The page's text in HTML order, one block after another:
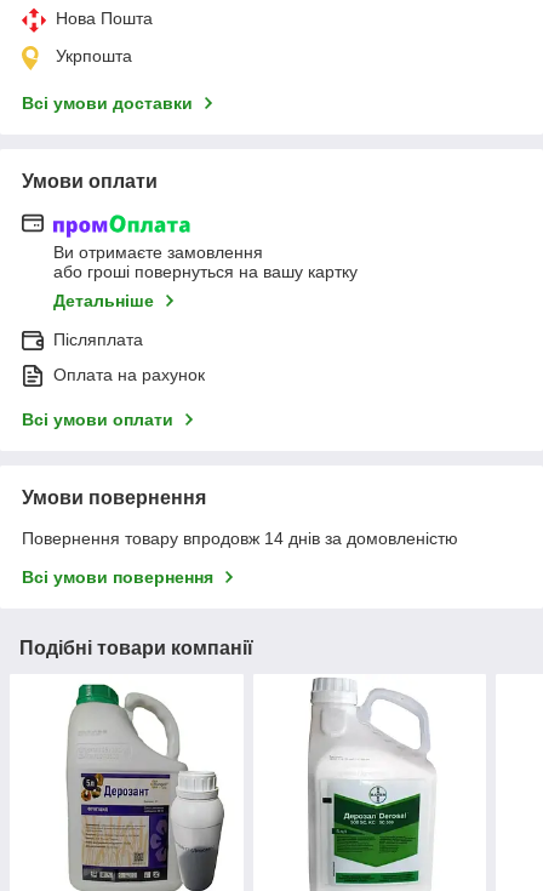
Нова Пошта
Укрпошта
Всі умови доставки
Умови оплати
Ви отримаєте замовлення
або гроші повернуться на вашу картку
Детальніше
Післяплата
Оплата на рахунок
Всі умови оплати
Умови повернення
Повернення товару впродовж 14 днів за домовленістю
Всі умови повернення
Подібні товари компанії